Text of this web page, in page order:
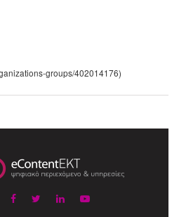
groups/402014176)